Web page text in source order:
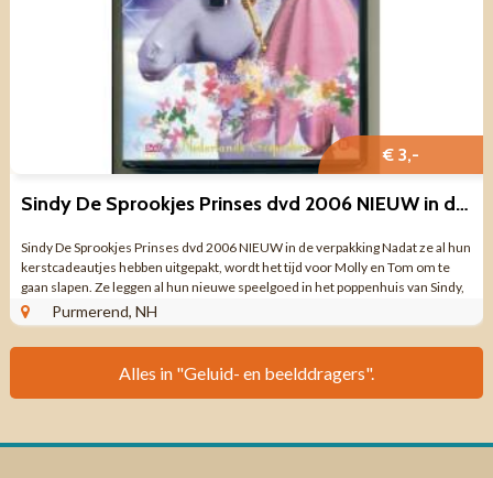
€ 3,-
Sindy De Sprookjes Prinses dvd 2006 NIEUW in de verpakking
Sindy De Sprookjes Prinses dvd 2006 NIEUW in de verpakking Nadat ze al hun
kerstcadeautjes hebben uitgepakt, wordt het tijd voor Molly en Tom om te
gaan slapen. Ze leggen al hun nieuwe speelgoed in het poppenhuis van Sindy,
zodat ze er de ...
Purmerend, NH
Alles in "Geluid- en beelddragers".